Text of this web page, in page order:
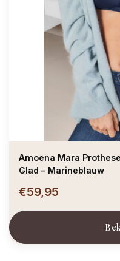
Amoena Mara
Glad – Marineblauw
€59,95